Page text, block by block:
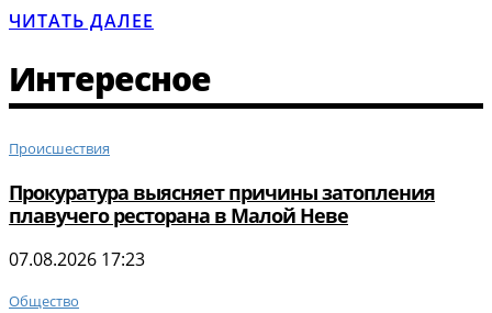
ЧИТАТЬ ДАЛЕЕ
Интересное
Происшествия
Прокуратура выясняет причины затопления
плавучего ресторана в Малой Неве
07.08.2026 17:23
Общество